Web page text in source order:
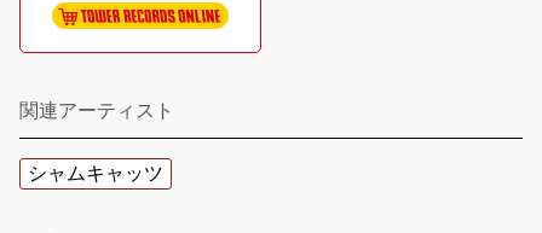
関連アーティスト
シャムキャッツ